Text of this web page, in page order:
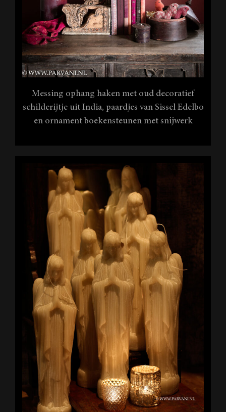
Messing ophang haken met oud decoratief
schilderijtje uit India, paardjes van Sissel Edelbo
en ornament boekensteunen met snijwerk